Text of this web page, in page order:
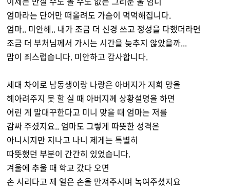
엄마라는 단어만 떠올려도 가슴이 먹먹해집니다.
엄마.. 미안해.. 내가 조금 더 신경 쓰고 정성을 다했더라면
조금 더 부처님께서 가시는 시간을 늦추지 않았을까...
맘이 죄스럽습니다. 미안하고 감사합니다.
세대 차이로 남동생이랑 나랑은 아버지가 저희 망을
헤아려주지 못 할 실 때 아버지께 상황설명을 하면
어린 게 말대꾸한다고 미니 맞을 때 엄마는 저를
감싸 주셨지요.. 엄마도 그렇게 따뜻한 성격은
아니시지만 지나고 나니 제게는 특별히
따뜻했던 부분이 간간히 있었습니다.
겨울에 추울 때 학교 갔다 오면
손 시리다고 제 얼은 손을 만져주시며 녹여주셨지요